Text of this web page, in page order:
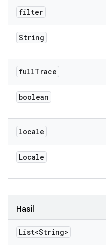
filter
String
fullTrace
boolean
locale
Locale
Hasil
List<String>